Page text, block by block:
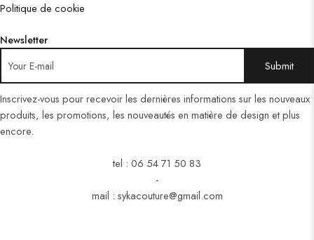
Politique de cookie
Newsletter
Inscrivez-vous pour recevoir les dernières informations sur les nouveaux
produits, les promotions, les nouveautés en matière de design et plus
encore.
tel : 06 54 71 50 83
-
mail : sykacouture@gmail.com